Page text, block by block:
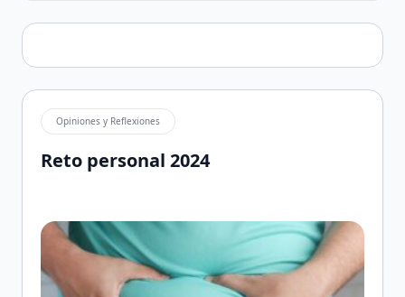
Opiniones y Reflexiones
Reto personal 2024